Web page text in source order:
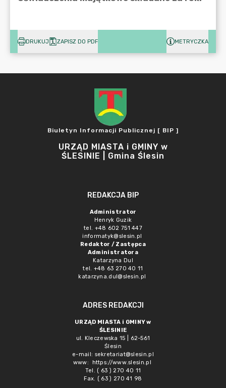
DRUKUJ ZAPISZ DO PDF METRYCZKA
Biuletyn Informacji Publicznej [ BIP ]
URZĄD MIASTA i GMINY w
ŚLESINIE | Gmina Ślesin
REDAKCJA BIP
Administrator
Henryk Guzik
tel. +48 602 751 447
informatyk@slesin.pl
Redaktor / Zastępca
Administratora
Katarzyna Dul
tel. +48 63 270 40 11
katarzyna.dul@slesin.pl
ADRES REDAKCJI
URZĄD MIASTA i GMINY w
ŚLESINIE
ul. Kleczewska 15 | 62-561
Ślesin
e-mail: sekretariat@slesin.pl
www:
https://www.slesin.pl
Tel. ( 63 ) 270 40 11
Fax. ( 63 ) 270 41 98